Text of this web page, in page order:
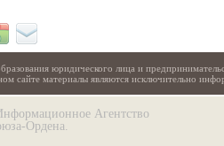
юридического лица и
сайте материалы являются исключительно
Агентство
Ордена.